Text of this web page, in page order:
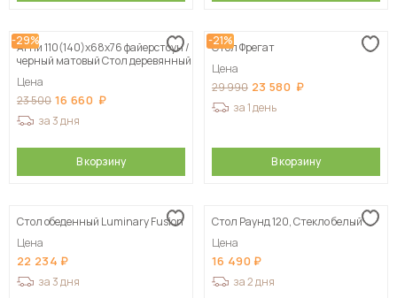
-29%
Агни 110(140)х68х76 файерстоун /
черный матовый Стол деревянный
Цена
23 500 16 660
за 3 дня
В корзину
-21%
Стол Фрегат
Цена
29 990 23 580
за 1 день
В корзину
Стол обеденный Luminary Fusion
Цена
22 234
за 3 дня
Стол Раунд 120, Стекло белый
Цена
16 490
за 2 дня